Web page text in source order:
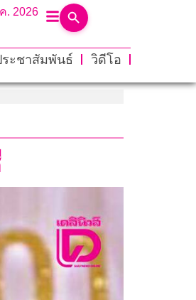
. 2026
ระชาสัมพันธ์
วิดีโอ